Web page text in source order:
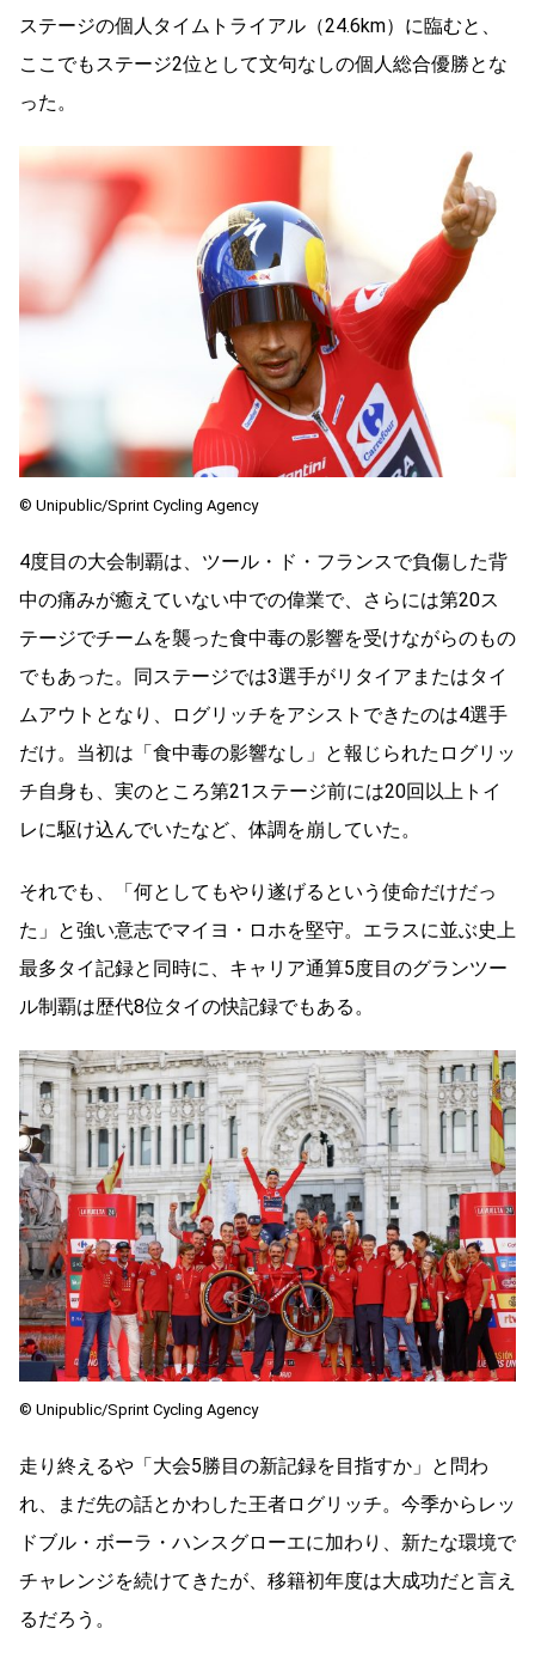
ステージの個人タイムトライアル（24.6km）に臨むと、
ここでもステージ2位として文句なしの個人総合優勝とな
った。
© Unipublic/Sprint Cycling Agency
4度目の大会制覇は、ツール・ド・フランスで負傷した背
中の痛みが癒えていない中での偉業で、さらには第20ス
テージでチームを襲った食中毒の影響を受けながらのもの
でもあった。同ステージでは3選手がリタイアまたはタイ
ムアウトとなり、ログリッチをアシストできたのは4選手
だけ。当初は「食中毒の影響なし」と報じられたログリッ
チ自身も、実のところ第21ステージ前には20回以上トイ
レに駆け込んでいたなど、体調を崩していた。
それでも、「何としてもやり遂げるという使命だけだっ
た」と強い意志でマイヨ・ロホを堅守。エラスに並ぶ史上
最多タイ記録と同時に、キャリア通算5度目のグランツー
ル制覇は歴代8位タイの快記録でもある。
© Unipublic/Sprint Cycling Agency
走り終えるや「大会5勝目の新記録を目指すか」と問わ
れ、まだ先の話とかわした王者ログリッチ。今季からレッ
ドブル・ボーラ・ハンスグローエに加わり、新たな環境で
チャレンジを続けてきたが、移籍初年度は大成功だと言え
るだろう。